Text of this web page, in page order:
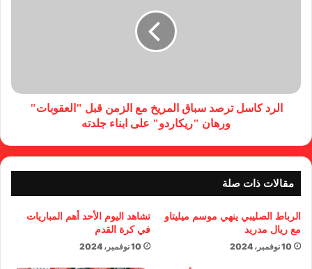
الرد كاسل ترصد سباق المريخ مع الزمن قبل "العقوبات"
ورهان "ريكاردو" على ابناء جلدته
مقالات ذات صلة
الرباط الصليبي ينهي موسم ميليتاو
مع ريال مدريد
10 نوفمبر، 2024
تشاهد اليوم الأحد أهم المباريات
في كرة القدم
10 نوفمبر، 2024